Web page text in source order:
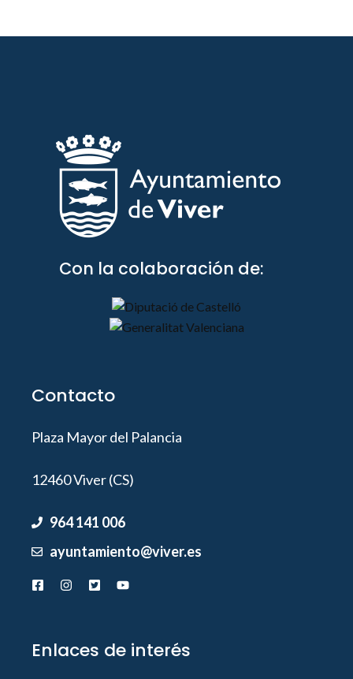
Con la colaboración de:
Contacto
Plaza Mayor del Palancia
12460 Viver (CS)
964 141 006
ayuntamiento@viver.es
Enlaces de interés